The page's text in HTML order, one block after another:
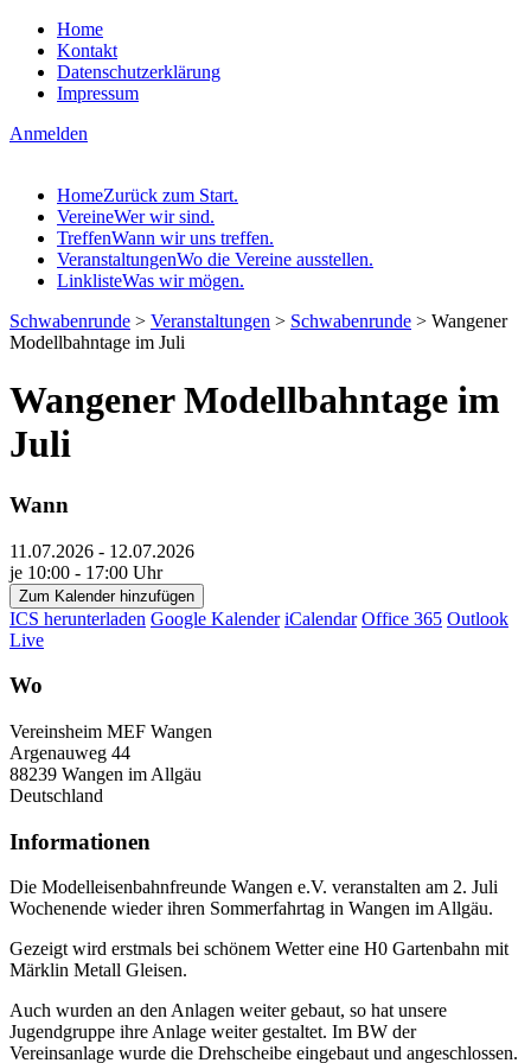
Home
Kontakt
Datenschutzerklärung
Impressum
Anmelden
HomeZurück zum Start.
VereineWer wir sind.
TreffenWann wir uns treffen.
VeranstaltungenWo die Vereine ausstellen.
LinklisteWas wir mögen.
Schwabenrunde > Veranstaltungen > Schwabenrunde > Wangener
Modellbahntage im Juli
Wangener Modellbahntage im
Juli
Wann
11.07.2026 - 12.07.2026
je 10:00 - 17:00 Uhr
Zum Kalender hinzufügen
ICS herunterladen Google Kalender iCalendar Office 365 Outlook
Live
Wo
Vereinsheim MEF Wangen
Argenauweg 44
88239 Wangen im Allgäu
Deutschland
Informationen
Die Modelleisenbahnfreunde Wangen e.V. veranstalten am 2. Juli
Wochenende wieder ihren Sommerfahrtag in Wangen im Allgäu.
Gezeigt wird erstmals bei schönem Wetter eine H0 Gartenbahn mit
Märklin Metall Gleisen.
Auch wurden an den Anlagen weiter gebaut, so hat unsere
Jugendgruppe ihre Anlage weiter gestaltet. Im BW der
Vereinsanlage wurde die Drehscheibe eingebaut und angeschlossen.